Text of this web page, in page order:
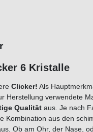
Clicker! Als
Herstellung verwendete
Qualität aus. Je nach
Kombination aus den
Ob am Ohr, der Nase,